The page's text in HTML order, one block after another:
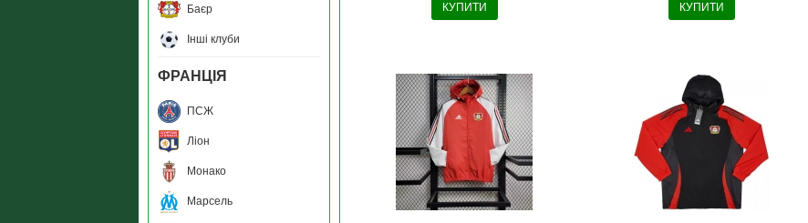
Баєр
Інші клуби
ФРАНЦІЯ
ПСЖ
Ліон
Монако
Марсель
КУПИТИ КУПИТИ